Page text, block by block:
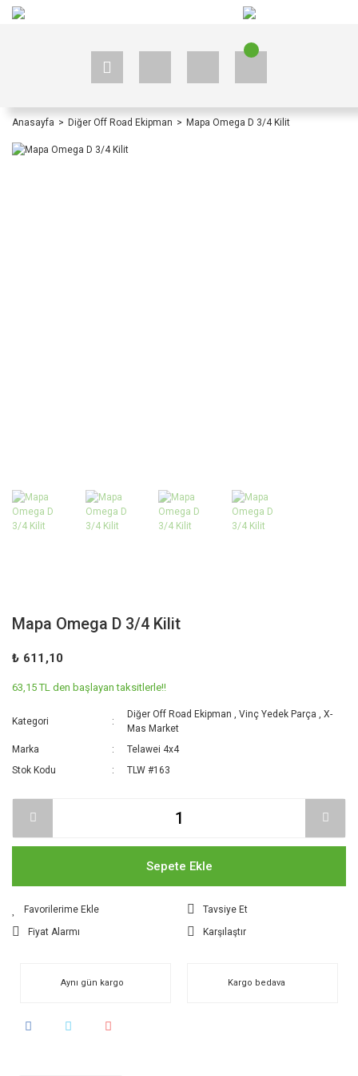
Anasayfa Diğer Off Road Ekipman Mapa Omega D 3/4 Kilit
Mapa Omega D 3/4 Kilit
₺ 611,10
63,15 TL den başlayan taksitlerle!!
Kategori
Diğer Off Road Ekipman ,Vinç Yedek Parça ,X-
Mas Market
Marka
Telawei 4x4
Stok Kodu
TLW #163
Sepete Ekle
Tavsiye Et
Fiyat Alarmı
Karşılaştır
Aynı gün kargo Kargo bedava